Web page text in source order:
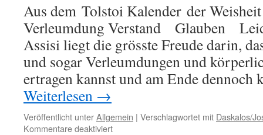
Inneren
Aus dem Tolstoi Kalender der
Verleumdung Verstand Glauben
Assisi liegt die grösste Freude darin,
und sogar Verleumdungen und
ertragen kannst und am Ende
Weiterlesen →
Veröffentlicht unterAllgemein | Verschlagwortet mit Daskalos/
Kommentare deaktiviertfür